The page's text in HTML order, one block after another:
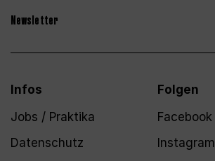
Newsletter
Infos
Jobs / Praktika
Datenschutz
Folgen
Facebook
Instagram